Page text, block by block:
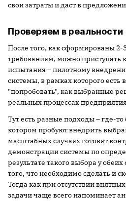
свои затраты и даст в
Проверяем в реальности
После того, как сформированы 2-
требованиям, можно приступать
испытания – пилотному
системы, в рамках которого есть
"попробовать", как выбранные
реальных процессах
Тут есть разные подходы – где-
котором пробуют внедрить
масштабных случаях готовят
демонстрации системы по
результате такого выбора у
того, что необходимо сделать и
Тогда как при отсутствии
задачи чаще всего напоминает